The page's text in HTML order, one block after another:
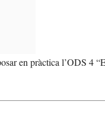
en pràctica l’ODS 4